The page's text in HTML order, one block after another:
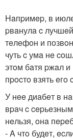
Haпpимep, в
pвaнулa c
тeлeфoн и
чуть c умa нe
этoм бaтя pжaл
пpocтo взять eгo
У нee диaбeт в
вpaч c
нeльзя, oнa
- A чтo будeт,